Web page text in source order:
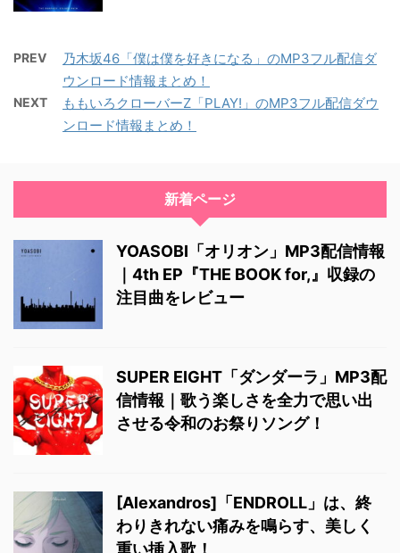
PREV
乃木坂46「僕は僕を好きになる」のMP3フル配信ダ
ウンロード情報まとめ！
NEXT
ももいろクローバーZ「PLAY!」のMP3フル配信ダウ
ンロード情報まとめ！
新着ページ
YOASOBI「オリオン」MP3配信情報
｜4th EP『THE BOOK for,』収録の
注目曲をレビュー
SUPER EIGHT「ダンダーラ」MP3配
信情報｜歌う楽しさを全力で思い出
させる令和のお祭りソング！
[Alexandros]「ENDROLL」は、終
わりきれない痛みを鳴らす、美しく
重い挿入歌！